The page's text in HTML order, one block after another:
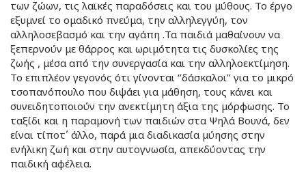
των ζώων, τις λαϊκές παραδόσεις και του μύθους. Το έργο
εξυμνεί το ομαδικό πνεύμα, την αλληλεγγύη, τον
αλληλοσεβασμό και την αγάπη .Τα παιδιά μαθαίνουν να
ξεπερνούν με θάρρος και ωριμότητα τις δυσκολίες της
ζωής , μέσα από την συνεργασία και την αλληλοεκτίμηση.
Το επιπλέον γεγονός ότι γίνονται ‘’δάσκαλοι’’ για το μικρό
τσοπανόπουλο που διψάει για μάθηση, τους κάνει και
συνειδητοποιούν την ανεκτίμητη άξια της μόρφωσης. Το
ταξίδι και η παραμονή των παιδιών στα Ψηλά Βουνά, δεν
είναι τίποτ΄ άλλο, παρά μια διαδικασία μύησης στην
ενήλικη ζωή και στην αυτογνωσία, απεκδύοντας την
παιδική αφέλεια.